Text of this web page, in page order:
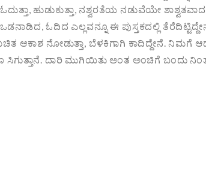
ಹುಡುಕುತ್ತಾ, ನಶ್ವರತೆಯ ನಡುವೆಯೇ
ಓದಿದ ಎಲ್ಲವನ್ನೂ ಈ ಪುಸ್ತಕದಲ್ಲಿ
ಖಚಿತ ಆಕಾಶ ನೋಡುತ್ತಾ, ಬೆಳಕಿಗಾಗಿ ಕಾದಿದ್ದೇನೆ.
ದಾರಿ ಮುಗಿಯಿತು ಅಂತ ಅಂಚಿಗೆ ಬಂದು